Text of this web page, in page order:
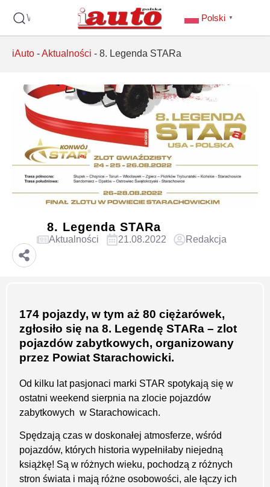
Wyszukaj Polski ▼
iAuto -Aktualności - 8. Legenda STARa
8. Legenda STARa
Aktualności 21.08.2022 Redakcja
174 pojazdy, w tym aż 80 ciężarówek,
zgłosiło się na 8. Legendę STARa – zlot
pojazdów zabytkowych, organizowany
przez Powiat Starachowicki.
Od kilku lat pasjonaci marki STAR spotykają się w
ostatni weekend sierpnia na zlocie pojazdów
zabytkowych w Starachowicach.
Spędzają czas w doskonałej atmosferze, wśród
pojazdów, których historia wypełniłaby niejedną
książkę! Są w różnych wieku, pochodzą z różnych
stron świata i mają różne osobowości, ale łączy ich